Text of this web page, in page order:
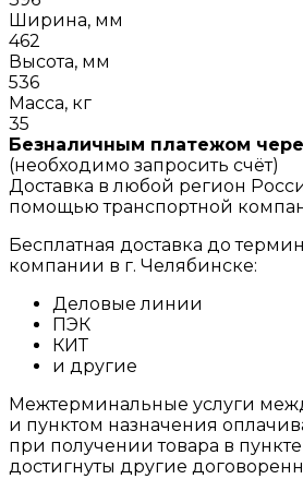
Ширина, мм
462
Высота, мм
536
Масса, кг
35
Безналичным платежом
(необходимо запросить счёт)
Доставка в любой регион
помощью транспортной
Бесплатная доставка до
компании в г. Челябинске:
Деловые линии
ПЭК
КИТ
и другие
Межтерминальные услуги
и пунктом назначения
при получении товара в
достигнуты другие